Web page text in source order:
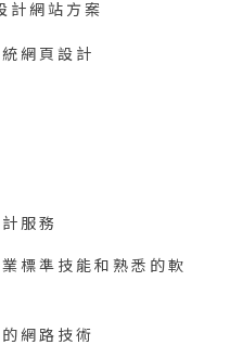
計網站方案
網頁設計
服務
標準技能和熟悉的軟
網路技術